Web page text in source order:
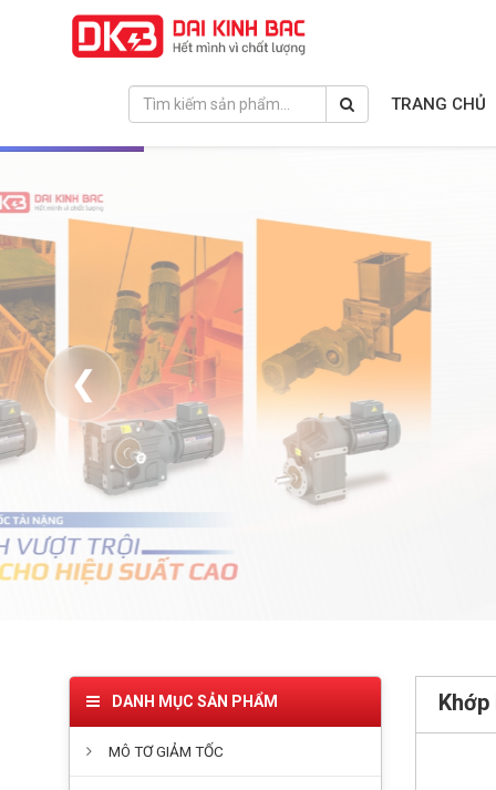
TRANG CHỦ
❮
DANH MỤC SẢN PHẨM
MÔ TƠ GIẢM TỐC